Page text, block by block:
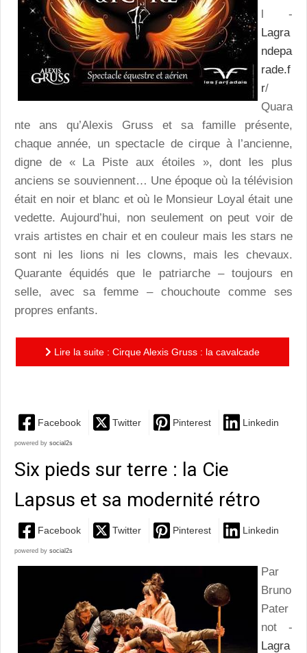
l -
Lagra
ndepa
rade.f
r/
Quara
nte ans qu’Alexis Gruss et sa famille présente,
chaque année, un spectacle de cirque à l’ancienne,
digne de « La Piste aux étoiles », dont les plus
anciens se souviennent… Une époque où la télévision
était en noir et blanc et où le Monsieur Loyal était une
vedette. Aujourd’hui, non seulement on peut voir de
vrais artistes en chair et en couleur mais les stars ne
sont ni les lions ni les clowns, mais les chevaux.
Quarante équidés que le patriarche – toujours en
selle, avec sa femme – chouchoute comme ses
propres enfants.
Lire la suite : Cirque Alexis Gruss : la cavalcade
Facebook Twitter Pinterest Linkedin
powered by social2s
Six pieds sur terre : la Cie
Lapsus et sa modernité rétro
Facebook Twitter Pinterest Linkedin
powered by social2s
Par
Bruno
Pater
not -
Lagra